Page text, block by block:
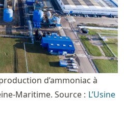
d’ammoniac à
Maritime. Source : L’Usine